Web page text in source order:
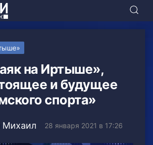
на Иртыше»,
и будущее
спорта»
Михаил 28 января 2021 в 17:26